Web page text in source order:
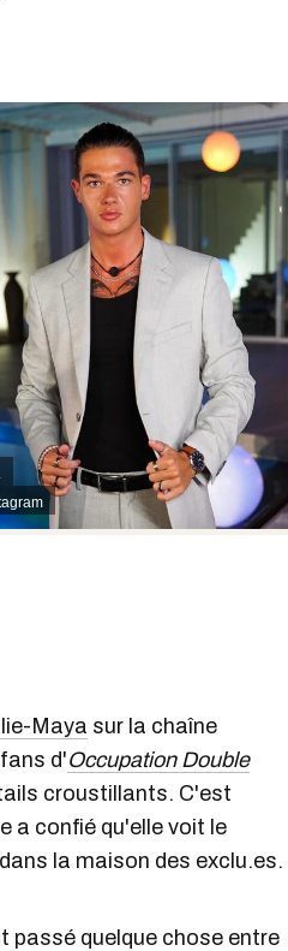
Maya sur la chaîne
d'Occupation Double
croustillants. C'est
a confié qu'elle voit le
la maison des exclu.es.
passé quelque chose entre